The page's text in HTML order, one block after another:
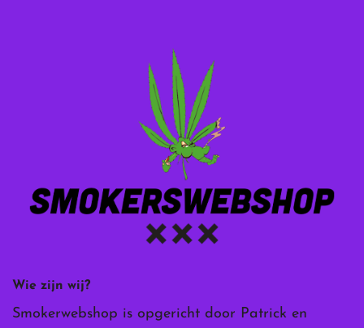
Wie zijn wij?
Smokerwebshop is opgericht door Patrick en